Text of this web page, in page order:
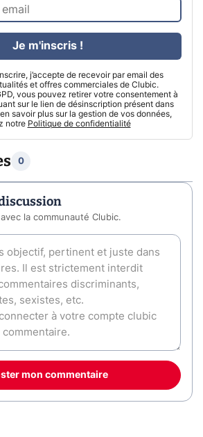
j’accepte de recevoir par email des
et offres commerciales de Clubic.
vous pouvez retirer votre consentement à
sur le lien de désinscription présent dans
savoir plus sur la gestion de vos données,
notre Politique de confidentialité
Je m'inscris !
0
la communauté Clubic.
mon commentaire